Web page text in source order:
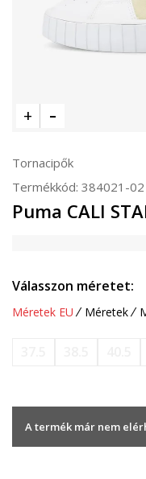
Tornacipők
Termékkód: 384021-02
Puma CALI
Válasszon méretet:
Méretek EU Méretek
A termék már nem